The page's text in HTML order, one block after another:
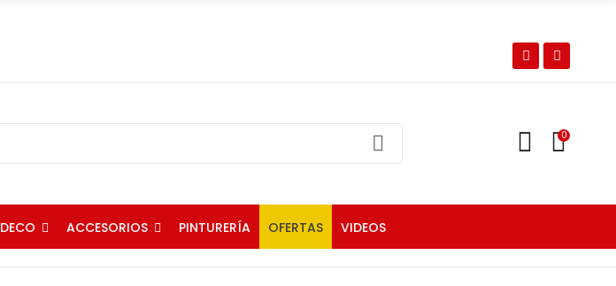
0
DECO ACCESORIOS PINTURERÍA OFERTAS VIDEOS